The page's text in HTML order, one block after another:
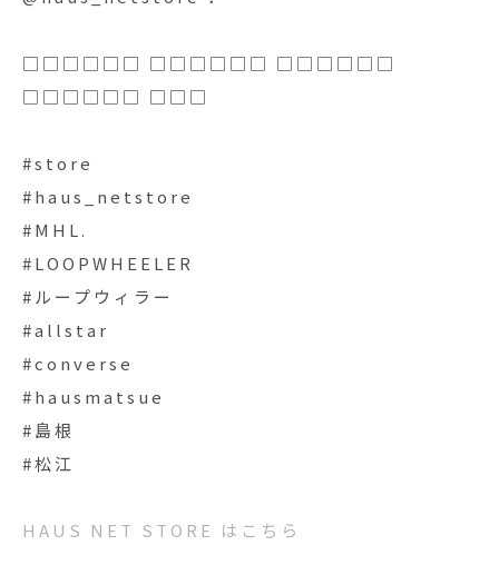
□□□□□□ □□□□□□ □□□□□□
□□□□□□ □□□
#store
#haus_netstore
#MHL.
#LOOPWHEELER
#ループウィラー
#allstar
#converse
#hausmatsue
#島根
#松江
HAUS NET STORE はこちら